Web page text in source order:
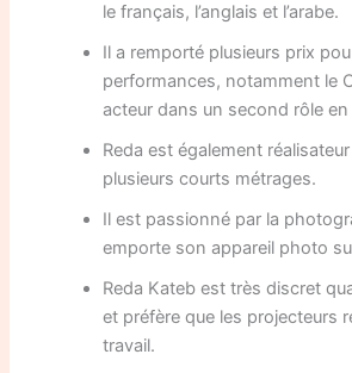
le français, l’anglais et l’arabe.
Il a remporté plusieurs prix
performances, notamment le
acteur dans un second rôle en
Reda est également
plusieurs courts métrages.
Il est passionné par la
emporte son appareil photo
Reda Kateb est très discret
et préfère que les projecteurs
travail.